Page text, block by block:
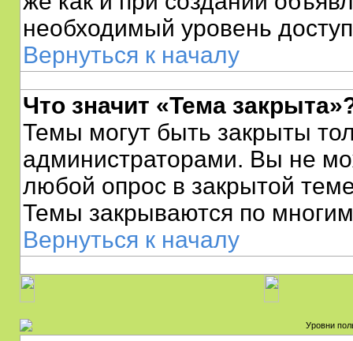
необходимый уровень
Вернуться к началу
Что значит «Тема
Темы могут быть закрыты
администраторами. Вы не
любой опрос в закрытой
Темы закрываются по
Вернуться к началу
Уровни